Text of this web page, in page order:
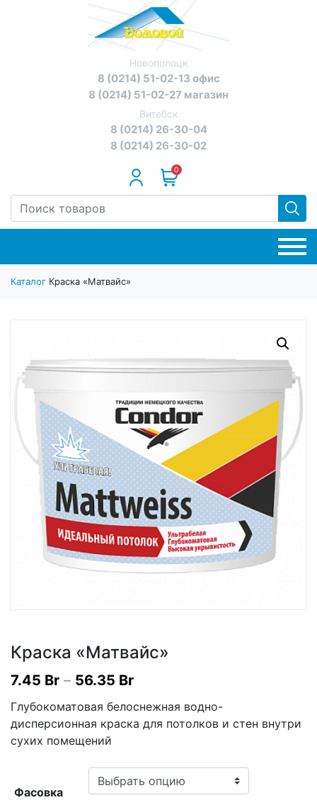
Новополоцк
8 (0214) 51-02-13 офис
8 (0214) 51-02-27 магазин
Витебск
8 (0214) 26-30-04
8 (0214) 26-30-02
0
Каталог Краска «Матвайс»
Краска «Матвайс»
7.45 Br – 56.35 Br
Глубокоматовая белоснежная водно-
дисперсионная краска для потолков и стен внутри
сухих помещений
Фасовка